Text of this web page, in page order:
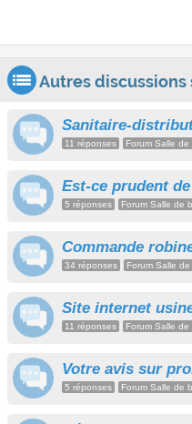
Autres discussions
Sanitaire-
11 réponses Forum Salle
Est-ce prudent
5 réponses Forum Salle de
Commande
34 réponses Forum Salle
Site internet
11 réponses Forum Salle
Votre avis sur
5 réponses Forum Salle de